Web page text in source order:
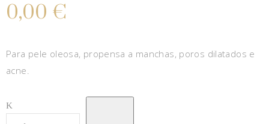
0,00 €
Para pele oleosa, propensa a manchas, poros dilatados e
acne.